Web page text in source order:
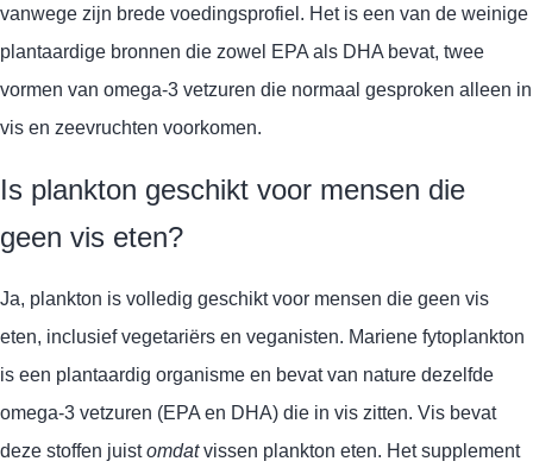
vanwege zijn brede voedingsprofiel. Het is een van de weinige
plantaardige bronnen die zowel EPA als DHA bevat, twee
vormen van omega-3 vetzuren die normaal gesproken alleen in
vis en zeevruchten voorkomen.
Is plankton geschikt voor mensen die
geen vis eten?
Ja, plankton is volledig geschikt voor mensen die geen vis
eten, inclusief vegetariërs en veganisten. Mariene fytoplankton
is een plantaardig organisme en bevat van nature dezelfde
omega-3 vetzuren (EPA en DHA) die in vis zitten. Vis bevat
deze stoffen juistomdatvissen plankton eten. Het supplement